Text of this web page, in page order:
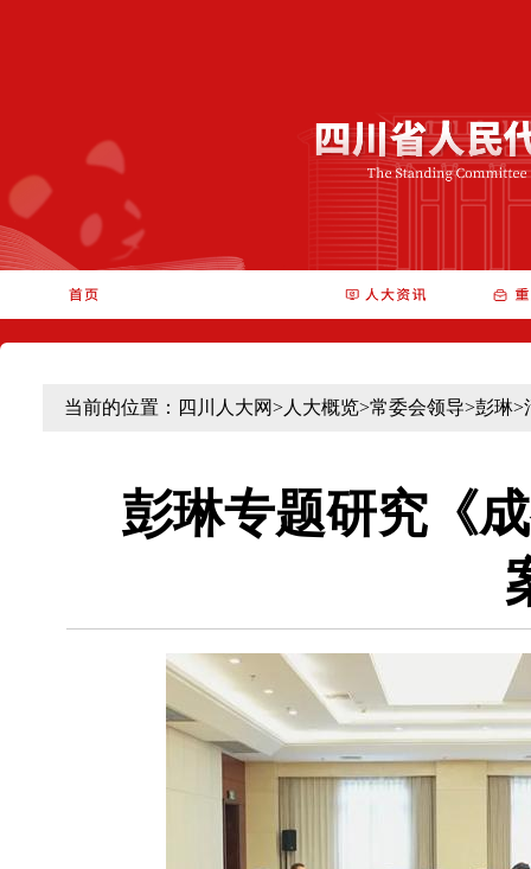
当前的位置： 四川人大网>人大概览>常委会领导>彭琳>
彭琳专题研究《